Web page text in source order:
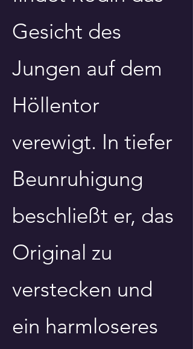
Gesicht des
Jungen auf dem
Höllentor
verewigt. In tiefer
Beunruhigung
beschließt er, das
Original zu
verstecken und
ein harmloseres